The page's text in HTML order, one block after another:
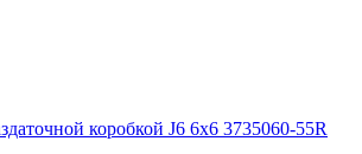
коробкой J6 6x6 3735060-55R